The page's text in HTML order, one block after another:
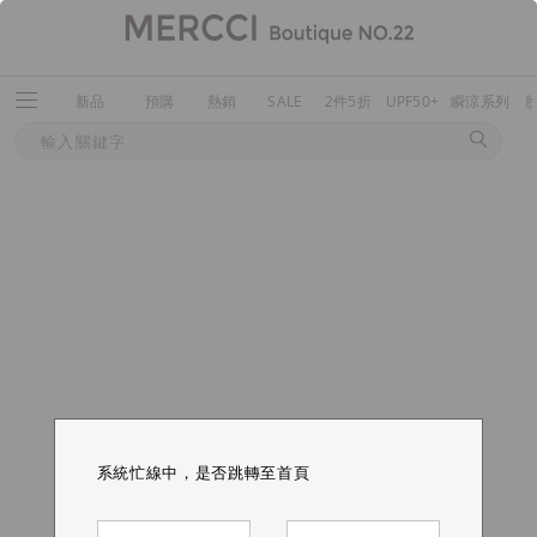
新品 預購 熱銷 SALE 2件5折 UPF50+ 瞬涼系列
系統忙線中，是否跳轉至首頁
系統忙線中，是否跳轉至首頁
系統忙線中，是否跳轉至首頁
系統忙線中，是否跳轉至首頁
系統忙線中，是否跳轉至首頁